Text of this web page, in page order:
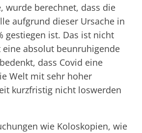
wurde berechnet, dass die
aufgrund dieser Ursache in
gestiegen ist. Das ist nicht
absolut beunruhigende
dass Covid eine
Welt mit sehr hoher
kurzfristig nicht loswerden
wie Koloskopien, wie